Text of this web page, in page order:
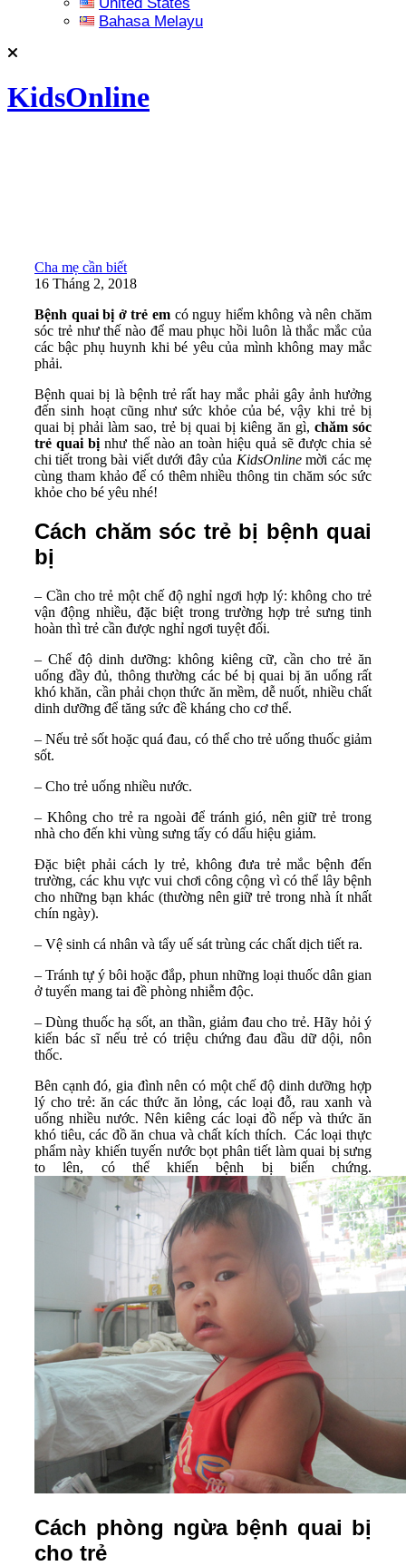
Bahasa Melayu
KidsOnline
Cha mẹ cần biết
16 Tháng 2, 2018
Bệnh quai bị ở trẻ emcó nguy hiểm không và nên chăm
sóc trẻ như thế nào để mau phục hồi luôn là thắc mắc của
các bậc phụ huynh khi bé yêu của mình không may mắc
phải.
Bệnh quai bị là bệnh trẻ rất hay mắc phải gây ảnh hưởng
đến sinh hoạt cũng như sức khỏe của bé, vậy khi trẻ bị
quai bị phải làm sao, trẻ bị quai bị kiêng ăn gì, chăm sóc
trẻ quai bị như thế nào an toàn hiệu quả sẽ được chia sẻ
chi tiết trong bài viết dưới đây của KidsOnlinemời các mẹ
cùng tham khảo để có thêm nhiều thông tin chăm sóc sức
khỏe cho bé yêu nhé!
Cách chăm sóc trẻ bị bệnh quai
bị
– Cần cho trẻ một chế độ nghỉ ngơi hợp lý: không cho trẻ
vận động nhiều, đặc biệt trong trường hợp trẻ sưng tinh
hoàn thì trẻ cần được nghỉ ngơi tuyệt đối.
– Chế độ dinh dưỡng: không kiêng cữ, cần cho trẻ ăn
uống đầy đủ, thông thường các bé bị quai bị ăn uống rất
khó khăn, cần phải chọn thức ăn mềm, dễ nuốt, nhiều chất
dinh dưỡng để tăng sức đề kháng cho cơ thể.
– Nếu trẻ sốt hoặc quá đau, có thể cho trẻ uống thuốc giảm
sốt.
– Cho trẻ uống nhiều nước.
– Không cho trẻ ra ngoài để tránh gió, nên giữ trẻ trong
nhà cho đến khi vùng sưng tấy có dấu hiệu giảm.
Đặc biệt phải cách ly trẻ, không đưa trẻ mắc bệnh đến
trường, các khu vực vui chơi công cộng vì có thể lây bệnh
cho những bạn khác (thường nên giữ trẻ trong nhà ít nhất
chín ngày).
– Vệ sinh cá nhân và tẩy uế sát trùng các chất dịch tiết ra.
– Tránh tự ý bôi hoặc đắp, phun những loại thuốc dân gian
ở tuyến mang tai đề phòng nhiễm độc.
– Dùng thuốc hạ sốt, an thần, giảm đau cho trẻ. Hãy hỏi ý
kiến bác sĩ nếu trẻ có triệu chứng đau đầu dữ dội, nôn
thốc.
Bên cạnh đó, gia đình nên có một chế độ dinh dưỡng hợp
lý cho trẻ: ăn các thức ăn lỏng, các loại đỗ, rau xanh và
uống nhiều nước. Nên kiêng các loại đồ nếp và thức ăn
khó tiêu, các đồ ăn chua và chất kích thích. Các loại thực
phẩm này khiến tuyến nước bọt phân tiết làm quai bị sưng
to lên, có thể khiến bệnh bị biến chứng.
Cách phòng ngừa bệnh quai bị
cho trẻ